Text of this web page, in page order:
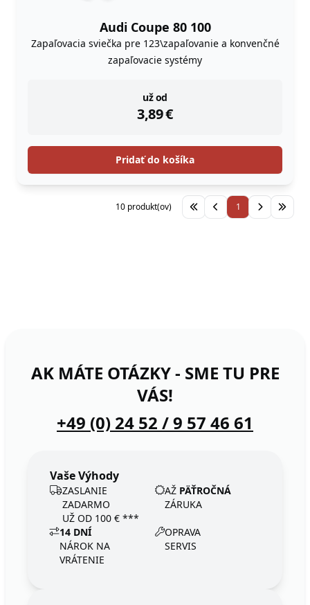
Audi Coupe 80 100
Zapaľovacia sviečka pre 123\zapaľovanie a konvenčné
zapaľovacie systémy
už od
3,89€
instock
Pridať do košíka
1
10 produkt(ov)
AK MÁTE OTÁZKY - SME TU PRE
VÁS!
+49 (0) 24 52 / 9 57 46 61
Vaše Výhody
ZASLANIE
ZADARMO
UŽ OD 100 € ***
AŽ PÄŤROČNÁ
ZÁRUKA
14 DNÍ
NÁROK NA
VRÁTENIE
OPRAVA
SERVIS